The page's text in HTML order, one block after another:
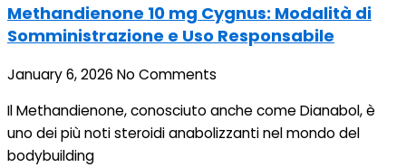
Methandienone 10 mg Cygnus: Modalità di
Somministrazione e Uso Responsabile
January 6, 2026 No Comments
Il Methandienone, conosciuto anche come Dianabol, è
uno dei più noti steroidi anabolizzanti nel mondo del
bodybuilding